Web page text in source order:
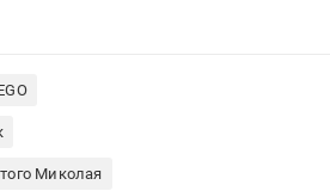
Миколая